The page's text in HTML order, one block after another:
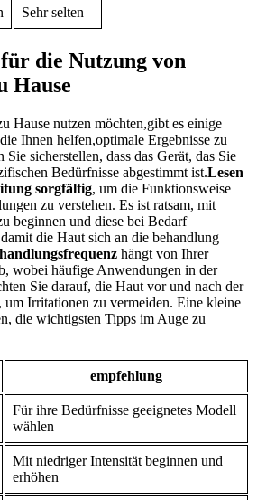
Sehr selten
die⁣ Nutzung von
Hause
Hause nutzen möchten,gibt ‍es einige
Ihnen helfen,optimale Ergebnisse zu
sicherstellen,⁢ dass das​ Gerät, das Sie
Bedürfnisse abgestimmt ist.Lesen
sorgfältig, um die Funktionsweise
zu verstehen. Es ⁣ist⁣ ratsam,⁣ mit
beginnen und⁣ diese bei⁣ Bedarf
die Haut sich​ an ⁣die behandlung
hängt von Ihrer
wobei häufige ​Anwendungen in der
Sie darauf,‌ die Haut vor und nach der
Irritationen zu vermeiden. Eine kleine
die wichtigsten Tipps im Auge zu
empfehlung
Für⁣ ihre Bedürfnisse geeignetes ​Modell ​
wählen
Mit‍ niedriger Intensität beginnen⁤ und
erhöhen